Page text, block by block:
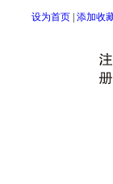
设为首页 添加收